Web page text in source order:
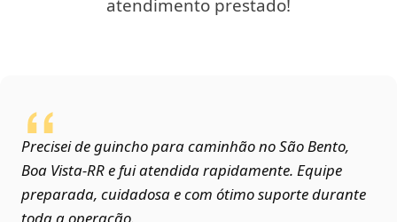
atendimento prestado!
Precisei de guincho para caminhão no São Bento,
Boa Vista‑RR e fui atendida rapidamente. Equipe
preparada, cuidadosa e com ótimo suporte durante